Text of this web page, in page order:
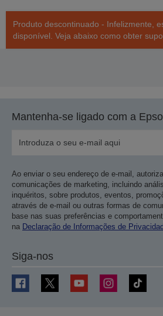
Produto descontinuado - Infelizmente,
disponível. Veja abaixo como obter
Mantenha-se ligado com a
Ao enviar o seu endereço de e-mail,
comunicações de marketing, incluindo
inquéritos, sobre produtos, eventos,
através de e-mail ou outras formas de
base nas suas preferências e
na Declaração de Informações de
Siga-nos